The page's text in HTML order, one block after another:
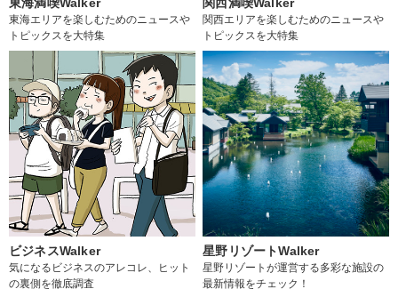
東海エリアを楽しむためのニュースや
トピックスを大特集
関西エリアを楽しむためのニュースや
トピックスを大特集
ビジネスWalker
気になるビジネスのアレコレ、ヒット
の裏側を徹底調査
星野リゾートWalker
星野リゾートが運営する多彩な施設の
最新情報をチェック！